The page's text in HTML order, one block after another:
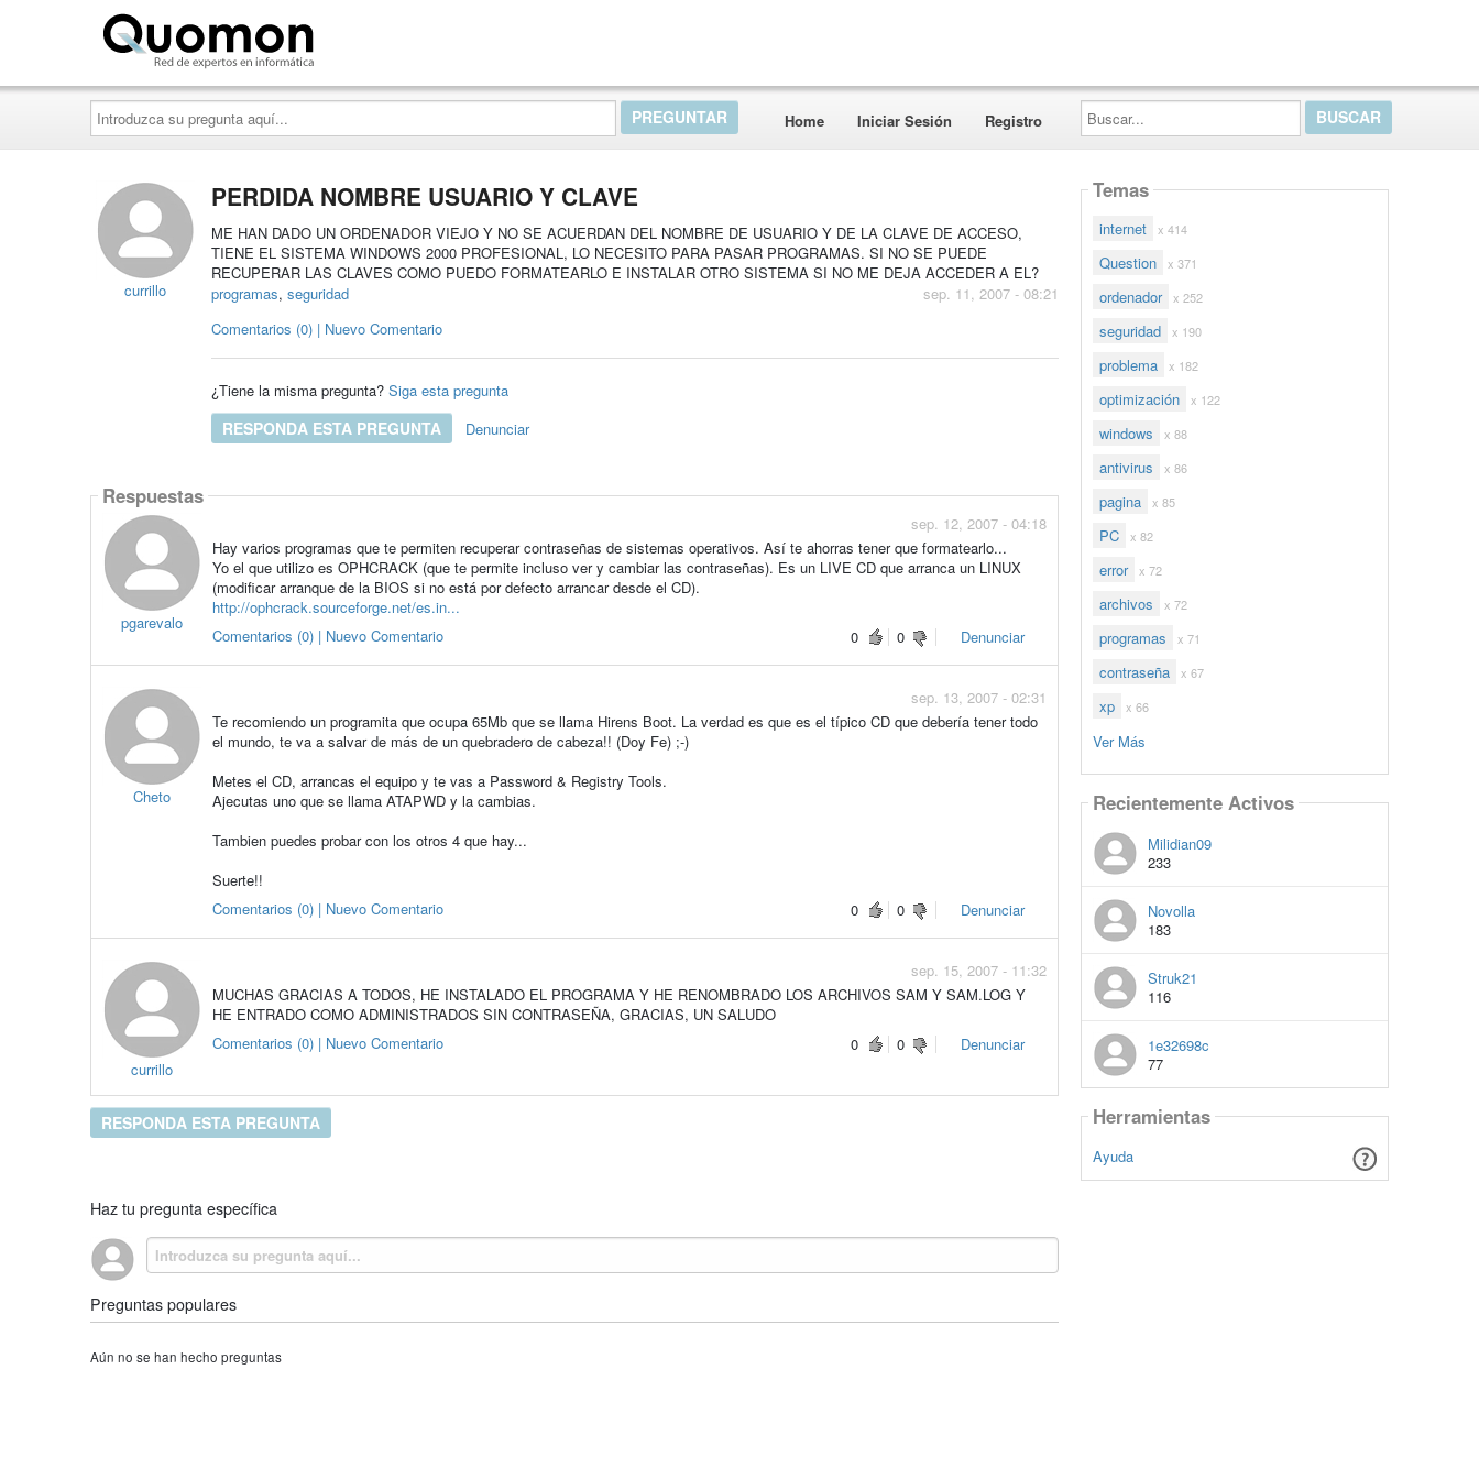
Introduzca
su
pregunta
aquí...
Home Iniciar Sesión Registro
Buscar...
currillo
PERDIDA NOMBRE USUARIO Y CLAVE
ME HAN DADO UN ORDENADOR VIEJO Y NO SE ACUERDAN DEL NOMBRE DE USUARIO Y DE LA CLAVE DE ACCESO,
TIENE EL SISTEMA WINDOWS 2000 PROFESIONAL, LO NECESITO PARA PASAR PROGRAMAS. SI NO SE PUEDE
RECUPERAR LAS CLAVES COMO PUEDO FORMATEARLO E INSTALAR OTRO SISTEMA SI NO ME DEJA ACCEDER A EL?
sep. 11, 2007 - 08:21
programas, seguridad
Comentarios (0) | Nuevo Comentario
¿Tiene la misma pregunta? Siga esta pregunta
RESPONDA ESTA PREGUNTA Denunciar
Respuestas
pgarevalo
sep. 12, 2007 - 04:18
Hay varios programas que te permiten recuperar contraseñas de sistemas operativos. Así te ahorras tener que formatearlo...
Yo el que utilizo es OPHCRACK (que te permite incluso ver y cambiar las contraseñas). Es un LIVE CD que arranca un LINUX
(modificar arranque de la BIOS si no está por defecto arrancar desde el CD).
http://ophcrack.sourceforge.net/es.in...
0
0 Denunciar
Comentarios (0) | Nuevo Comentario
Cheto
sep. 13, 2007 - 02:31
Te recomiendo un programita que ocupa 65Mb que se llama Hirens Boot. La verdad es que es el típico CD que debería tener todo
el mundo, te va a salvar de más de un quebradero de cabeza!! (Doy Fe) ;-)
Metes el CD, arrancas el equipo y te vas a Password & Registry Tools.
Ajecutas uno que se llama ATAPWD y la cambias.
Tambien puedes probar con los otros 4 que hay...
Suerte!!
0
0 Denunciar
Comentarios (0) | Nuevo Comentario
currillo
sep. 15, 2007 - 11:32
MUCHAS GRACIAS A TODOS, HE INSTALADO EL PROGRAMA Y HE RENOMBRADO LOS ARCHIVOS SAM Y SAM.LOG Y
HE ENTRADO COMO ADMINISTRADOS SIN CONTRASEÑA, GRACIAS, UN SALUDO
0
0 Denunciar
Comentarios (0) | Nuevo Comentario
RESPONDA ESTA PREGUNTA
Haz tu pregunta específica
Preguntas populares
Aún no se han hecho preguntas
Temas
internet x 414
Question x 371
ordenador x 252
seguridad x 190
problema x 182
optimización x 122
windows x 88
antivirus x 86
pagina x 85
PC x 82
error x 72
archivos x 72
programas x 71
contraseña x 67
xp x 66
Ver Más
Recientemente Activos
Milidian09
233
Novolla
183
Struk21
116
1e32698c
77
Herramientas
Ayuda